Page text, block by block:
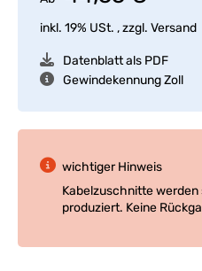
inkl. 19% USt. , zzgl. Versand
Datenblatt als PDF
Gewindekennung Zoll
wichtiger Hinweis
Kabelzuschnitte
produziert. Keine